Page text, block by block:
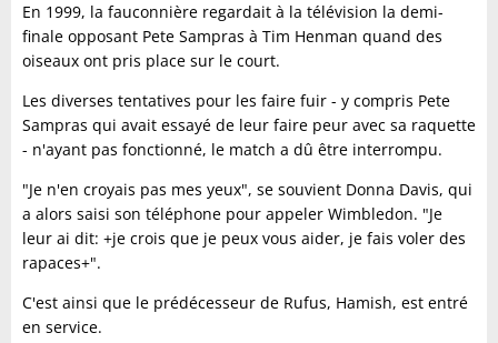
En 1999, la fauconnière regardait à la télévision la demi-
finale opposant Pete Sampras à Tim Henman quand des
oiseaux ont pris place sur le court.
Les diverses tentatives pour les faire fuir - y compris Pete
Sampras qui avait essayé de leur faire peur avec sa raquette
- n'ayant pas fonctionné, le match a dû être interrompu.
"Je n'en croyais pas mes yeux", se souvient Donna Davis, qui
a alors saisi son téléphone pour appeler Wimbledon. "Je
leur ai dit: +je crois que je peux vous aider, je fais voler des
rapaces+".
C'est ainsi que le prédécesseur de Rufus, Hamish, est entré
en service.